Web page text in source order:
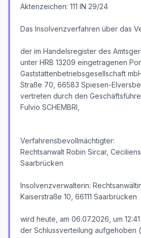
Aktenzeichen: 111 IN 29/24
Das Insolvenzverfahren über das
der im Handelsregister des
unter HRB 13209 eingetragenen
Gaststättenbetriebsgesellschaft
Straße 70, 66583 Spiesen-
vertreten durch den
Fulvio SCHEMBRI,
Verfahrensbevollmächtigter:
Rechtsanwalt Robin Sircar,
Saarbrücken
Insolvenzverwalterin:
Kaiserstraße 10, 66111 Saarbrücken
wird heute, am 06.07.2026, um
der Schlussverteilung aufgehoben